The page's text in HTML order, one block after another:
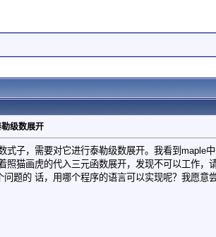
级数展开
式子，需要对它进行泰勒级数展开。我看到maple
照猫画虎的代入三元函数展开，发现不可以工作
题的 话，用哪个程序的语言可以实现呢？我愿意